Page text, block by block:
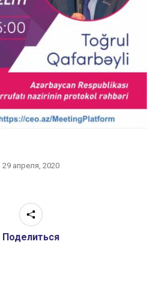
29 апреля, 2020
Поделиться